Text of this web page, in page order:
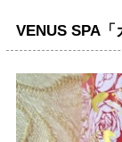
VENUS SPA「